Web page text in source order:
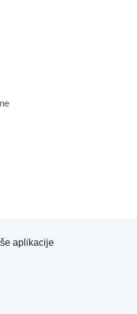
aplikacije